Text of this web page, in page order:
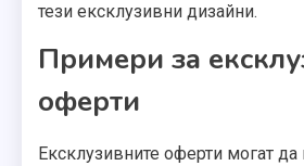
тези ексклузивни дизайни.
Примери за
оферти
Ексклузивните оферти могат